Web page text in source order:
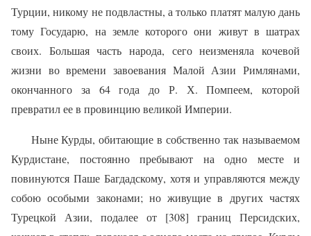
Турции, никому не подвластны, а только платят малую дань
тому Государю, на земле которого они живут в шатрах
своих. Большая часть народа, сего неизменяла кочевой
жизни во времени завоевания Малой Азии Римлянами,
окончанного за 64 года до Р. Х. Помпеем, которой
превратил ее в провинцию великой Империи.
Ныне Курды, обитающие в собственно так называемом
Курдистане, постоянно пребывают на одно месте и
повинуются Паше Багдадскому, хотя и управляются между
собою особыми законами; но живущие в других частях
Турецкой Азии, подалее от [308] границ Персидских,